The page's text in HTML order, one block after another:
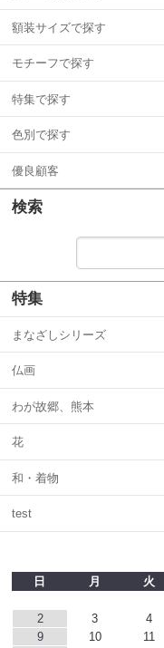
額装サイズで探す
モチーフで探す
特集で探す
色別で探す
優良顧客
検索
特集
まなざしシリーズ
仏画
わが故郷、熊本
花
和・着物
test
日
月 火
2
3 4
9
10 11